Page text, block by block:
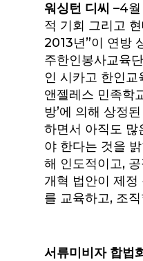
워싱턴 디씨 –4월
적 기회 그리고
2013년”이 연방
주한인봉사교육
인 시카고 한인
앤젤레스 민족학
방’에 의해 상정
하면서 아직도 많
야 한다는 것을
해 인도적이고,
개혁 법안이 제정
를 교육하고, 조
서류미비자 합법